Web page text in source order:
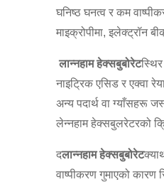
घनिष्ठ घनत्व र कम
माइक्रोपीमा, इलेक्ट्रॉन
लान्नहाम हेक्सबुबोरेट
नाइट्रिक एसिड र एक्वा
अन्य पदार्थ वा ग्याँसहरू
लेन्नहाम हेक्सबुलरेटरको
दलान्नहाम हेक्सबुबोरेट
वाष्पीकरण गुमाएको कारण